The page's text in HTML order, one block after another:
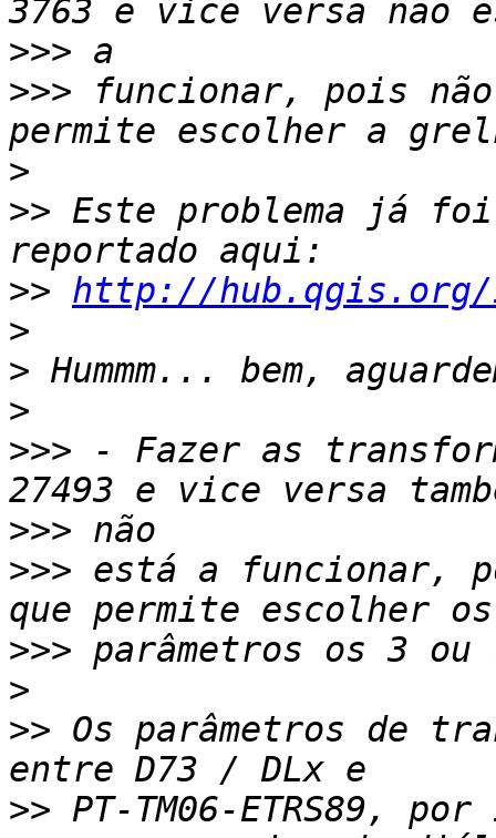
>>>
>>> funcionar, pois
>
>> Este problema já foi
>> http://hub.qgis.org/
>
>
>
>>> - Fazer as
>>>
>>> está a funcionar,
>>>
>
>> Os parâmetros de
>> PT-TM06-ETRS89,